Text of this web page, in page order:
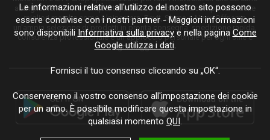
abbigliamento moto di qualità, accessori, ricambi e componenti delle
migliori marche come Alpinestars, Revit, Shima o Nexx. Offriamo
un'ampia selezione di prodotti in pronta consegna, spedizione rapida,
consulenza professionale e un approccio personale per ogni stile e
ogni viaggio.
Le informazioni relative all'utilizzo del nostro sito possono
essere condivise con i nostri partner - Maggiori informazioni
sono disponibili Informativa sulla privacye nella pagina Come
Google utilizza i dati.
Fornisci il tuo consenso cliccando su „OK“.
Conserveremo il vostro consenso all'impostazione dei cookie
per un anno. È possibile modificare questa impostazione in
qualsiasi momento QUI.